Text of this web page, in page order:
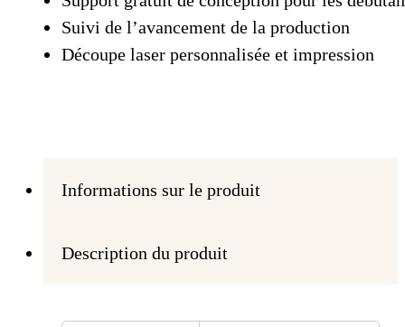
Suivi de l’avancement de la production
Découpe laser personnalisée et impression
Informations sur le produit
Description du produit